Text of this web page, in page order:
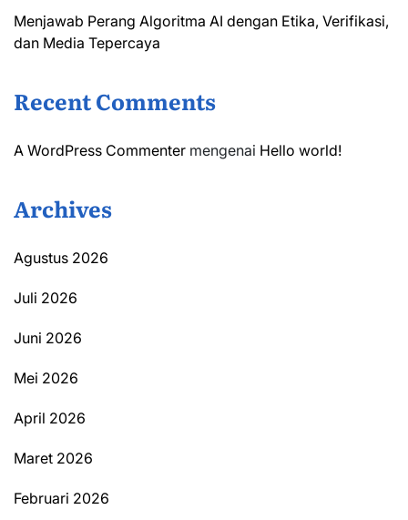
Menjawab Perang Algoritma AI dengan Etika, Verifikasi,
dan Media Tepercaya
Recent Comments
A WordPress Commenter mengenai Hello world!
Archives
Agustus 2026
Juli 2026
Juni 2026
Mei 2026
April 2026
Maret 2026
Februari 2026